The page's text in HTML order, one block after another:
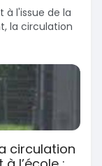
à l'issue de la
la circulation
circulation